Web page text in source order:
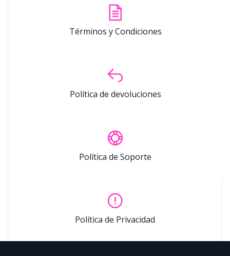
Términos y Condiciones
Política de devoluciones
Política de Soporte
Política de Privacidad